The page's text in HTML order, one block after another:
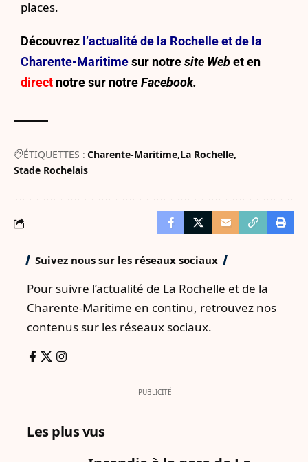
places.
Découvrez l’actualité de la Rochelle et de la
Charente-Maritimesur notresite Webet en
direct notre sur notreFacebook.
ÉTIQUETTES : Charente-Maritime La Rochelle
Stade Rochelais
Suivez nous sur les réseaux sociaux
Pour suivre l’actualité de La Rochelle et de la
Charente-Maritime en continu, retrouvez nos
contenus sur les réseaux sociaux.
- PUBLICITÉ-
Les plus vus